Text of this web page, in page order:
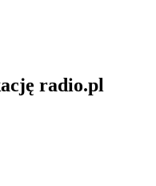
radio.pl